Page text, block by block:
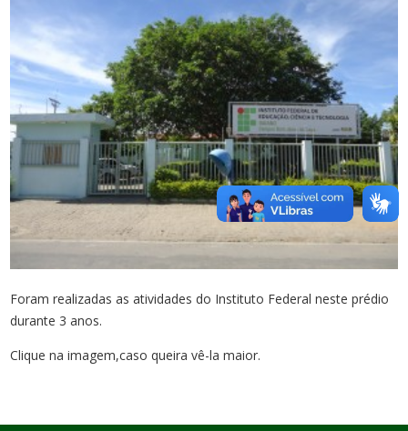
Foram realizadas as atividades do Instituto Federal neste prédio
durante 3 anos.
Clique na imagem,caso queira vê-la maior.